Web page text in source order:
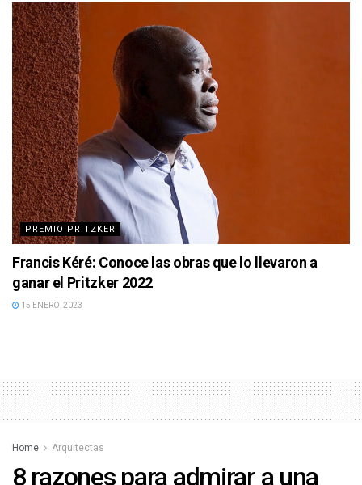
PREMIO PRITZKER
Francis Kéré: Conoce las obras que lo llevaron a
ganar el Pritzker 2022
15 ENERO, 2023
Home Arquitectas
8 razones para admirar a una